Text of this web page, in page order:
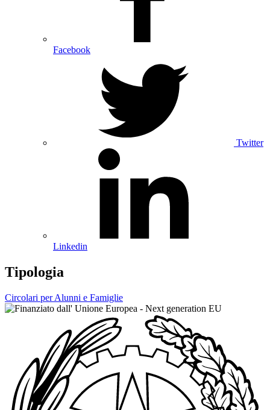
Facebook
Twitter
Linkedin
Tipologia
Circolari per Alunni e Famiglie